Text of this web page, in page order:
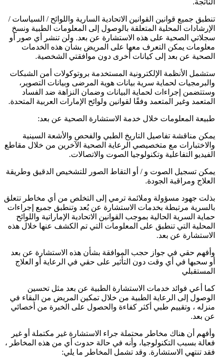
الناتجة.
تنطبق جميع قوانين القوانين الاتحادية السارية واللوائح / السياسات /
الإرشادات المحلية المتعلقة بالوصول إلى المعلومات الطبية ونسخ
سجلاتي الصحية على هذه الاستشارة عن بعد. ولن تنشر أي صور أو
معلومات يمكن التعرف معها على المريض بشأن هذه الخدمات
الصحية عن بعد إلى كيانات أخرى دون موافقتي الشخصية.
ستشمل الأنظمة الإلكترونية المستخدمة بروتوكولات أمن الشبكات
والبرمجيات لحماية سرية بيانات هوية المرضى وبيانات التصوير،
وستتضمن إجراءات لحماية البيانات وضمان النزاهة ضد الفساد
المتعمد وغير المتعمد وفقًا لقوانين ولوائح الإمارات العربية المتحدة.
طبيعة المعلومات خلال خدمة الاستشارة الصحية عن بعد:
يمكن مناقشة تفاصيل التاريخ الطبي والفحص والأشعة السينية
والاختبارات مع متخصيصي الرعاية الصحية الآخرين من خلال مقاطع
الفيديو التفاعلية وتكنولوجيا الصوت والاتصالات.
يمكن تسجيل الصوت و / أو التقاط الصور للتشخيص الدقيق وطريقة
العلاج ومراقبة الجودة.
بذلت جهود مسؤولة وملائمة ترمي إلى التخلص من أي مخاطر تتعلق
بالسرية مرتبطة بخدمات الاستشارة عن بُعد وتنطبق جميع إجراءات
حماية السرية الحالية بموجب القوانين الاتحادية الإماراتية واللوائح
المحلية التي تنطبق على المعلومات التي تم الكشف عنها خلال هذه
الاستشارة عن بعد.
وأفهم حقي في جواز حجب الموافقة بشأن هذه الاستشارة عن بعد
أو سحبها في أي وقت دون التأثير على حقي في الرعاية أو العلاج
المستقبلي
كما أعي فوائد خدمات الاستشارة الطبية عن بعد مثل تحسين
الوصول إلى الرعاية الطبية من خلال تمكين المريض من البقاء في
منزله ، وتقييم طبي أكثر كفاءة والحصول على الخبرة من أخصائي
عن بعد.
وأفهم أن هناك مخاطر محتملة جراء الاستشارة غير مكتملة أو غير
فعالة بسبب التكنولوجيا، وأنه في حالة حدوث أي من هذه المخاطر ،
فقد تنتهي الاستشارة. وقد تشمل المخاطر ما يلي: